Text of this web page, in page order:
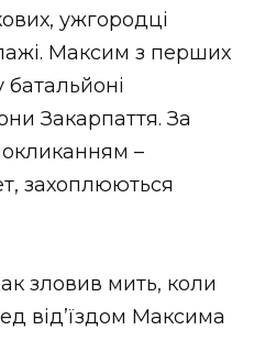
ужгородці
Максим з перших
Закарпаття. За
–
захоплюються
зловив мить, коли
від’їздом Максима